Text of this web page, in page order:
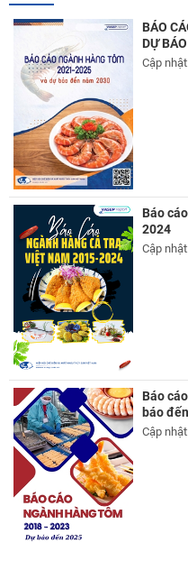
BÁO
DỰ
Cập
Báo
2024
Cập
Báo
báo
Cập